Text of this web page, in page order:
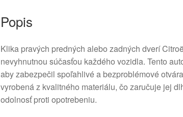
Popis
Klika pravých predných alebo zadných dverí
nevyhnutnou súčasťou každého vozidla. Tento
aby zabezpečil spoľahlivé a bezproblémové
vyrobená z kvalitného materiálu, čo zaručuje jej
odolnosť proti opotrebeniu.